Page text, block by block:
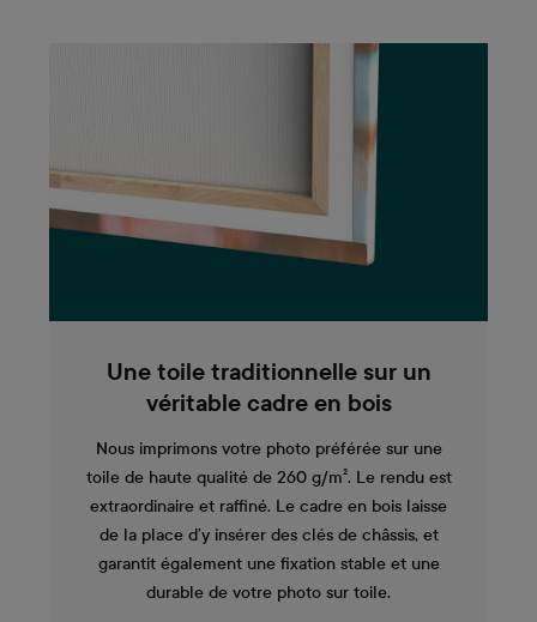
Une toile traditionnelle sur un
véritable cadre en bois
Nous imprimons votre photo préférée sur une
toile de haute qualité de 260 g/m². Le rendu est
extraordinaire et raffiné. Le cadre en bois laisse
de la place d’y insérer des clés de châssis, et
garantit également une fixation stable et une
durable de votre photo sur toile.